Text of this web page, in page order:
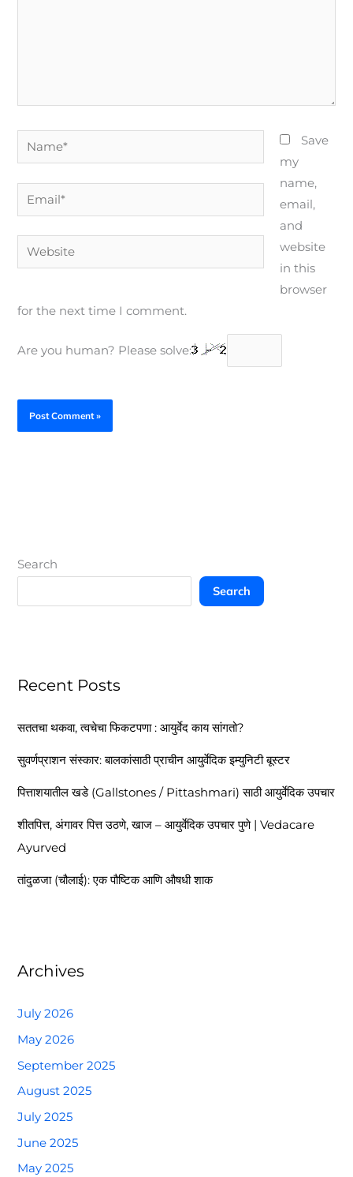
Name*
Email*
Website
Save
my
name,
email,
and
website
in this
browser
for the next time I comment.
Are you human? Please solve:
Search
Search
Recent Posts
सततचा थकवा, त्वचेचा फिकटपणा : आयुर्वेद काय सांगतो?
सुवर्णप्राशन संस्कार: बालकांसाठी प्राचीन आयुर्वेदिक इम्युनिटी बूस्टर
पित्ताशयातील खडे (Gallstones / Pittashmari) साठी आयुर्वेदिक उपचार
शीतपित्त, अंगावर पित्त उठणे, खाज – आयुर्वेदिक उपचार पुणे | Vedacare
Ayurved
तांदुळजा (चौलाई): एक पौष्टिक आणि औषधी शाक
Archives
July 2026
May 2026
September 2025
August 2025
July 2025
June 2025
May 2025